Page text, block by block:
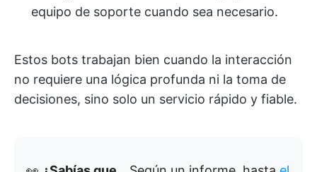
equipo de soporte cuando sea necesario.
Estos bots trabajan bien cuando la interacción
no requiere una lógica profunda ni la toma de
decisiones, sino solo un servicio rápido y fiable.